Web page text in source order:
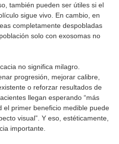
también pueden ser útiles si el
sigue vivo. En cambio, en
completamente despobladas
solo con exosomas no
no significa milagro.
progresión, mejorar calibre,
o reforzar resultados de
llegan esperando “más
el primer beneficio medible puede
visual”. Y eso, estéticamente,
importante.